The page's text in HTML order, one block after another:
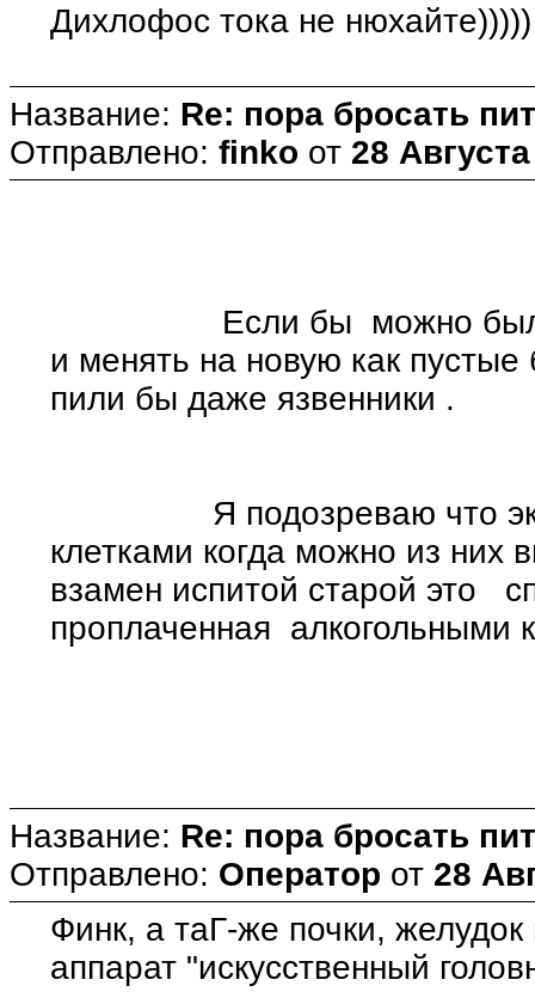
Дихлофос тока не нюхайте)))))
Название: Re: пора бросать
Отправлено: finko от 28
Если бы можно было б/
и менять на новую как пустые
пили бы даже язвенники .
Я подозреваю что
клетками когда можно из них
взамен испитой старой это
проплаченная алкогольными
Название: Re: пора бросать
Отправлено: Оператор от 28
Финк, а таГ-же почки,
аппарат "искусственный